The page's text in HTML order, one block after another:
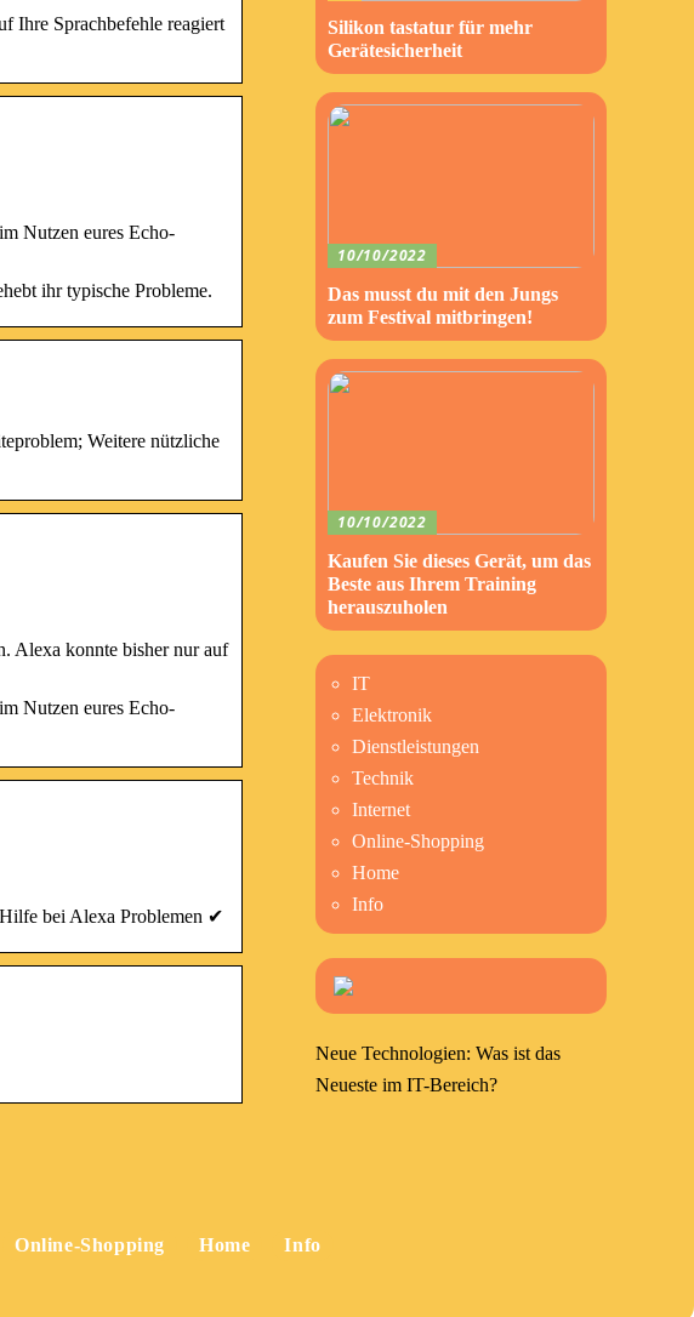
Ihre Sprachbefehle reagiert
Nutzen eures Echo-
ihr typische Probleme.
Weitere nützliche
Alexa konnte bisher nur auf
Nutzen eures Echo-
bei Alexa Problemen ✔
Silikon tastatur für mehr
Gerätesicherheit
10/10/2022
Das musst du mit den Jungs
zum Festival mitbringen!
10/10/2022
Kaufen Sie dieses Gerät, um das
Beste aus Ihrem Training
herauszuholen
IT
Elektronik
Dienstleistungen
Technik
Internet
Online-Shopping
Home
Info
Neue Technologien: Was ist das
Neueste im IT-Bereich?
Online-Shopping Home Info